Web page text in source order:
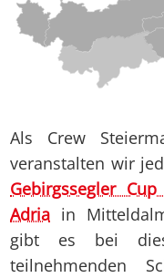
Als Crew
veranstalten wir
Gebirgssegler
Adria in
gibt es bei
teilnehmenden